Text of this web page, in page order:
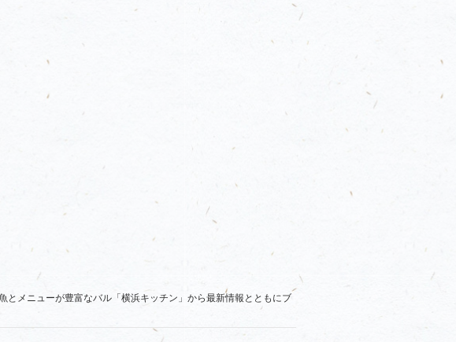
とメニューが豊富なバル「横浜キッチン」から最新情報とともにブ